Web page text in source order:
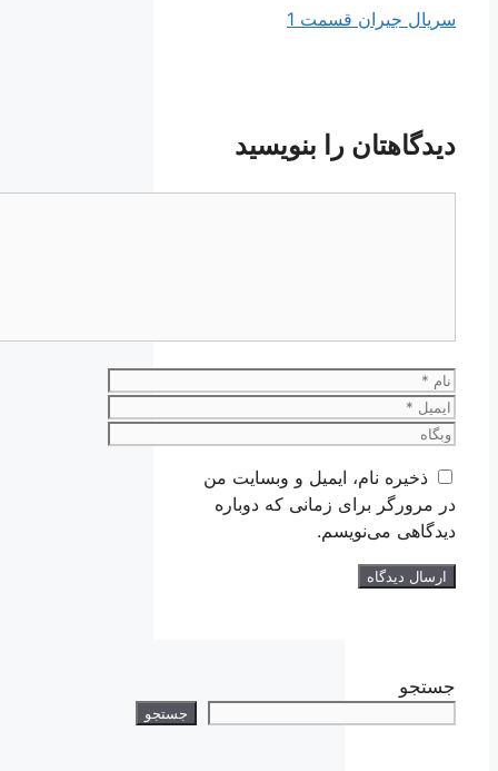
سریال جیران قسمت 1
دیدگاهتان را بنویسید
نام
ایمیل
وبگاه
ذخیره نام، ایمیل و وبسایت من
در مرورگر برای زمانی که دوباره
دیدگاهی می‌نویسم.
جستجو
جستجو